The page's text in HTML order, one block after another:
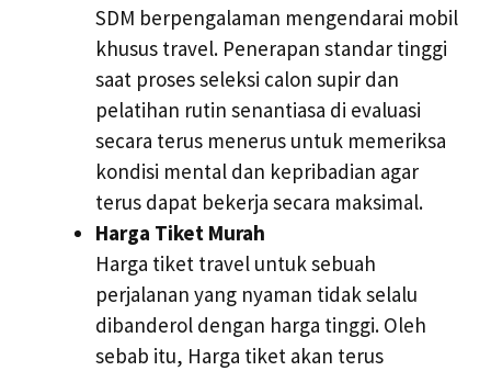
SDM berpengalaman mengendarai mobil
khusus travel. Penerapan standar tinggi
saat proses seleksi calon supir dan
pelatihan rutin senantiasa di evaluasi
secara terus menerus untuk memeriksa
kondisi mental dan kepribadian agar
terus dapat bekerja secara maksimal.
Harga Tiket Murah
Harga tiket travel untuk sebuah
perjalanan yang nyaman tidak selalu
dibanderol dengan harga tinggi. Oleh
sebab itu, Harga tiket akan terus